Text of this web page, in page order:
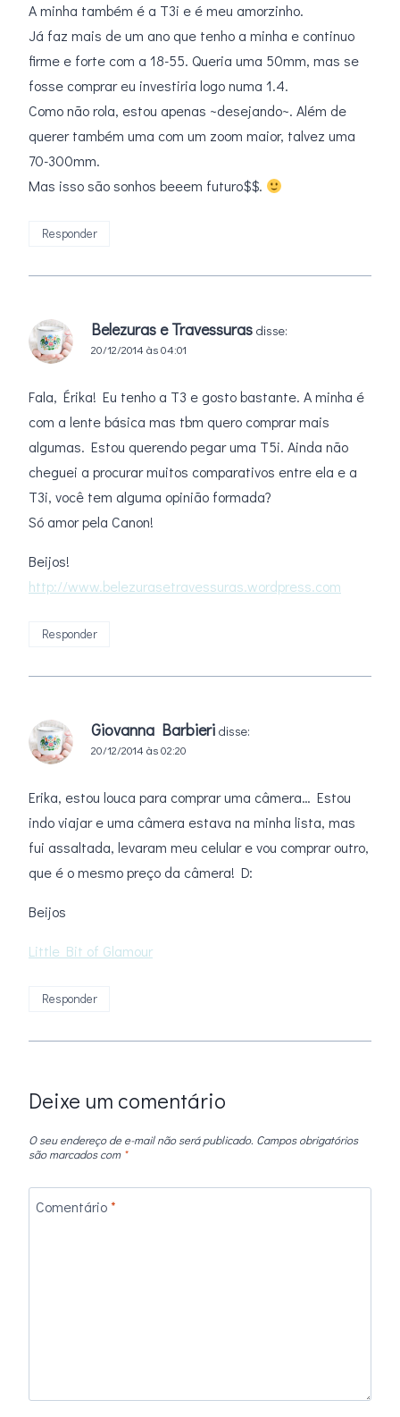
A minha também é a T3i e é meu amorzinho.
Já faz mais de um ano que tenho a minha e continuo
firme e forte com a 18-55. Queria uma 50mm, mas se
fosse comprar eu investiria logo numa 1.4.
Como não rola, estou apenas ~desejando~. Além de
querer também uma com um zoom maior, talvez uma
70-300mm.
Mas isso são sonhos beeem futuro$$.
Responder
Belezuras e Travessuras disse:
20/12/2014 às 04:01
Fala, Érika! Eu tenho a T3 e gosto bastante. A minha é
com a lente básica mas tbm quero comprar mais
algumas. Estou querendo pegar uma T5i. Ainda não
cheguei a procurar muitos comparativos entre ela e a
T3i, você tem alguma opinião formada?
Só amor pela Canon!
Beijos!
http://www.belezurasetravessuras.wordpress.com
Responder
Giovanna Barbieri disse:
20/12/2014 às 02:20
Erika, estou louca para comprar uma câmera… Estou
indo viajar e uma câmera estava na minha lista, mas
fui assaltada, levaram meu celular e vou comprar outro,
que é o mesmo preço da câmera! D:
Beijos
Little Bit of Glamour
Responder
Deixe um comentário
O seu endereço de e-mail não será publicado. Campos obrigatórios
são marcados com *
Comentário*